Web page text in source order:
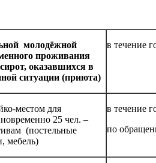
молодёжной
проживания
оказавшихся в
ситуации (приюта)
в течение
местом для
25 чел. –
(постельные
мебель)
в течение
по